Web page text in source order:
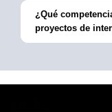
¿Qué
proyectos de